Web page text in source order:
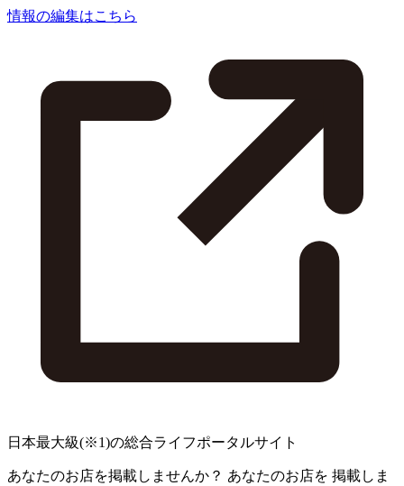
情報の編集はこちら
日本最大級(※1)の総合ライフポータルサイト
あなたのお店を掲載しませんか？ あなたのお店を 掲載しま